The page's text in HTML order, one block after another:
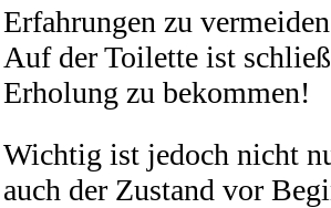
Erfahrungen zu
Auf der Toilette ist
Erholung zu bekommen!
Wichtig ist jedoch nicht
auch der Zustand vor